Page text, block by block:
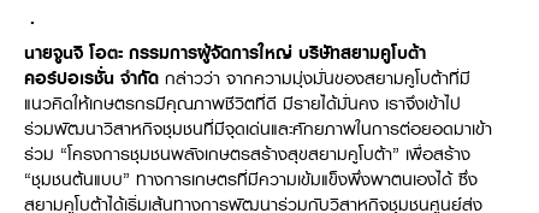
.
นายจูนจิ โอตะ กรรมการผู้จัดการใหญ่ บริษัทสยามคูโบต้า
คอร์ปอเรชั่น จำกัด กล่าวว่า จากความมุ่งมั่นของสยามคูโบต้าที่มี
แนวคิดให้เกษตรกรมีคุณภาพชีวิตที่ดี มีรายได้มั่นคง เราจึงเข้าไป
ร่วมพัฒนาวิสาหกิจชุมชนที่มีจุดเด่นและศักยภาพในการต่อยอดมาเข้า
ร่วม “โครงการชุมชนพลังเกษตรสร้างสุขสยามคูโบต้า” เพื่อสร้าง
“ชุมชนต้นแบบ” ทางการเกษตรที่มีความเข้มแข็งพึ่งพาตนเองได้ ซึ่ง
สยามคูโบต้าได้เริ่มเส้นทางการพัฒนาร่วมกับวิสาหกิจชุมชนศูนย์ส่ง